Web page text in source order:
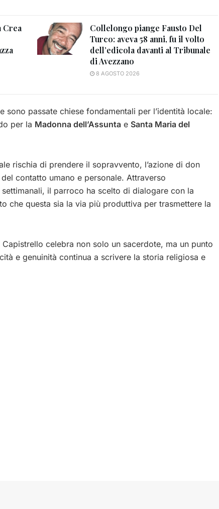
Crea
Collelongo piange Fausto Del
Turco: aveva 58 anni, fu il volto
dell’edicola davanti al Tribunale
di Avezzano
8 AGOSTO 2026
sono passate chiese fondamentali per l’identità locale:
per la Madonna dell’Assunta e Santa Maria del
rischia di prendere il sopravvento, l’azione di don
contatto umano e personale. Attraverso
il parroco ha scelto di dialogare con la
che questa sia la via più produttiva per trasmettere la
celebra non solo un sacerdote, ma un punto
e genuinità continua a scrivere la storia religiosa e